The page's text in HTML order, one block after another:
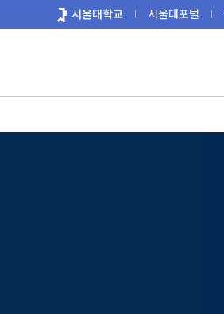
로
서울대학교 서울대포털